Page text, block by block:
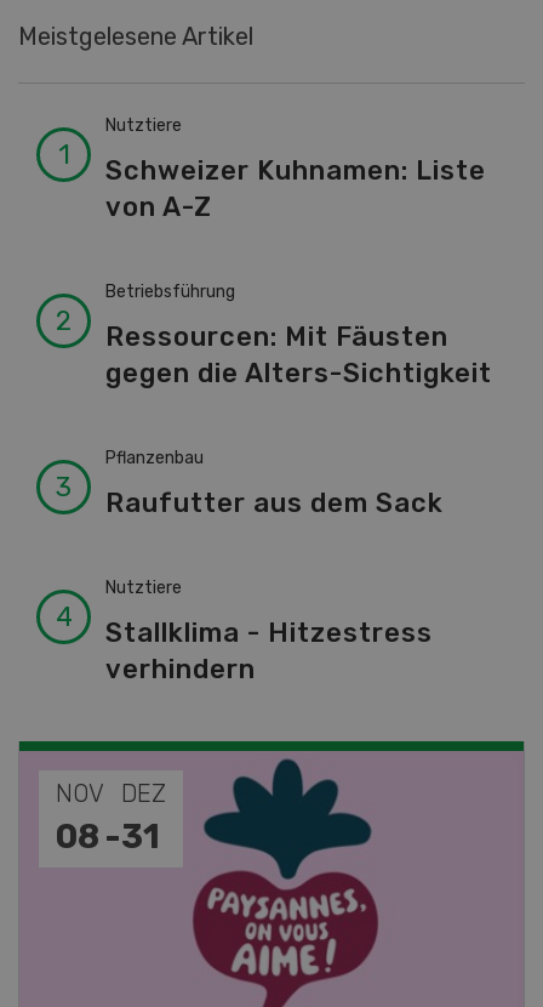
Meistgelesene Artikel
Nutztiere
Schweizer Kuhnamen: Liste
von A-Z
Betriebsführung
Ressourcen: Mit Fäusten
gegen die Alters-Sichtigkeit
Pflanzenbau
Raufutter aus dem Sack
Nutztiere
Stallklima - Hitzestress
verhindern
NOV
19 -
JAN
28